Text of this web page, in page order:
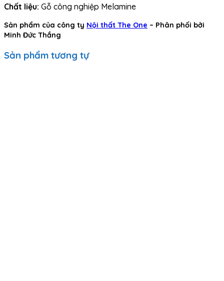
Chất liệu: Gỗ công nghiệp Melamine
Sản phẩm của công ty Nội thất The One – Phân phối bởi
Minh Đức Thắng
Sản phẩm tương tự